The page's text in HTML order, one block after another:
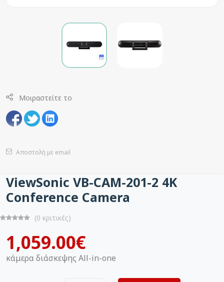
Μοιραστείτε το
Αποστολή με email
ViewSonic VB-CAM-201-2 4K
Conference Camera
(0 κριτικές)
1,059.00€
κάμερα διάσκεψης All-in-one